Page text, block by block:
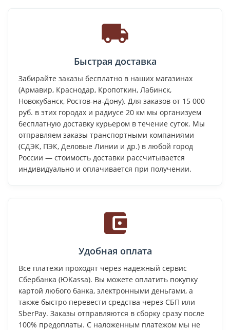
Быстрая доставка
Забирайте заказы бесплатно в наших магазинах
(Армавир, Краснодар, Кропоткин, Лабинск,
Новокубанск, Ростов-на-Дону). Для заказов от 15 000
руб. в этих городах и радиусе 20 км мы организуем
бесплатную доставку курьером в течение суток. Мы
отправляем заказы транспортными компаниями
(СДЭК, ПЭК, Деловые Линии и др.) в любой город
России — стоимость доставки рассчитывается
индивидуально и оплачивается при получении.
Удобная оплата
Все платежи проходят через надежный сервис
Сбербанка (ЮKassa). Вы можете оплатить покупку
картой любого банка, электронными деньгами, а
также быстро перевести средства через СБП или
SberPay. Заказы отправляются в сборку сразу после
100% предоплаты. С наложенным платежом мы не